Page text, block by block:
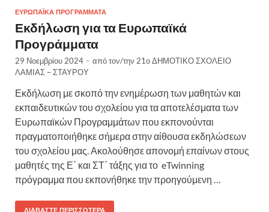
ΕΥΡΩΠΑΪΚΆ ΠΡΟΓΡΆΜΜΑΤΑ
Εκδήλωση για τα Ευρωπαϊκά
Προγράμματα
29 Νοεμβρίου 2024 - από τον/την 21ο ΔΗΜΟΤΙΚΟ ΣΧΟΛΕΙΟ
ΛΑΜΙΑΣ – ΣΤΑΥΡΟΥ
Εκδήλωση με σκοπό την ενημέρωση των μαθητών και
εκπαιδευτικών του σχολείου για τα αποτελέσματα των
Ευρωπαϊκών Προγραμμάτων που εκπονούνται
πραγματοποιήθηκε σήμερα στην αίθουσα εκδηλώσεων
του σχολείου μας. Ακολούθησε απονομή επαίνων στους
μαθητές της Ε΄ και ΣΤ΄ τάξης για το eTwinning
πρόγραμμα που εκπονήθηκε την προηγούμενη …